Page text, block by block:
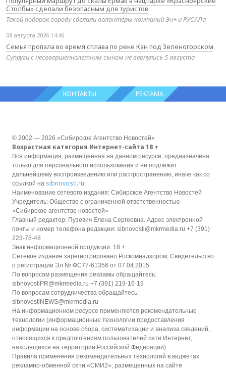
Столбы» сделали безопасным для туристов
Такой подарок городу сделали волонтёры компаний Эн+ и РУСАЛа
08 августа 2026 14:46
Семья пропала во время сплава по реке Кан под Зеленогорском
Супруги с несовершеннолетним сыном не вернулись 5 августа
КОНТАКТЫ РЕКЛАМА
© 2002 — 2026 «Сибирское Агентство Новостей»
Возрастная категория Интернет-сайта 18 +
Вся информация, размещенная на данном ресурсе, предназначена
только для персонального использования и не подлежит
дальнейшему воспроизведению или распространению, иначе как со
ссылкой на sibnovosti.ru.
Наименование сетевого издания: Сибирское Агентство Новостей
Учредитель: Общество с ограниченной ответственностью
«Сибирское агентство новостей»
Главный редактор: Пузевич Елена Сергеевна. Адрес электронной
почты и номер телефона редакции: sibnovosti@mkrmedia.ru +7 (391)
223-78-48
Знак информационной продукции: 18 +
Сетевое издание зарегистрировано Роскомнадзором, Свидетельство
о регистрации Эл № ФС77-61356 от 07.04.2015
По вопросам размещения рекламы обращайтесь:
sibnovostiPR@mkrmedia.ru +7 (391) 219-16-19
По вопросам сотрудничества обращайтесь:
sibnovostiNEWS@mkrmedia.ru
На информационном ресурсе применяются рекомендательные
технологии (информационные технологии предоставления
информации на основе сбора, систематизации и анализа сведений,
относящихся к предпочтениям пользователей сети Интернет,
находящихся на территории Российской Федерации).
Правила применения рекомендательных технологий в виджетах
рекламно-обменной сети «СМИ2», размещенных на сайте